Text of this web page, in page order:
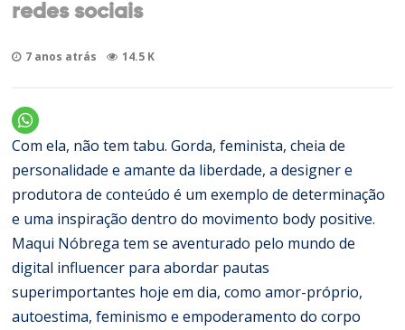
redes sociais
7 anos atrás 14.5 K
Com ela, não tem tabu. Gorda, feminista, cheia de
personalidade e amante da liberdade, a designer e
produtora de conteúdo é um exemplo de determinação
e uma inspiração dentro do movimento body positive.
Maqui Nóbrega tem se aventurado pelo mundo de
digital influencer para abordar pautas
superimportantes hoje em dia, como amor-próprio,
autoestima, feminismo e empoderamento do corpo